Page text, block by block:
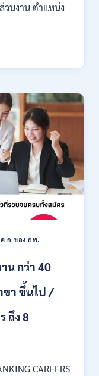
นงาน ตำแหน่ง
ก ของ กพ.
น กว่า 40
ขา ขึ้นไป /
ถึง 8
CAREERS